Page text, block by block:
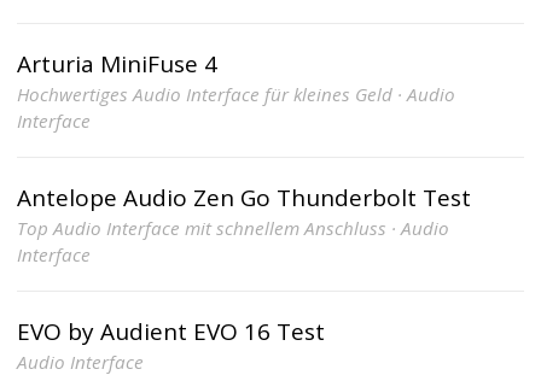
Arturia MiniFuse 4
Hochwertiges Audio Interface für kleines Geld · Audio
Interface
Antelope Audio Zen Go Thunderbolt Test
Top Audio Interface mit schnellem Anschluss · Audio
Interface
EVO by Audient EVO 16 Test
Audio Interface